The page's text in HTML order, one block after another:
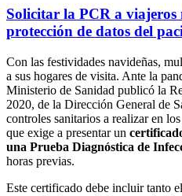
Solicitar la PCR a viajeros
protección de datos del
Con las festividades navideñas,
a sus hogares de visita. Ante la
Ministerio de Sanidad publicó la
2020, de la Dirección General de
controles sanitarios a realizar en los
que exige a presentar un
una Prueba Diagnóstica de
horas previas.
Este certificado debe incluir tanto el